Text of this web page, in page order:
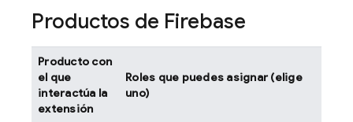
Productos de Firebase
Producto con
el que
interactúa la
extensión
Roles que puedes asignar (elige
uno)